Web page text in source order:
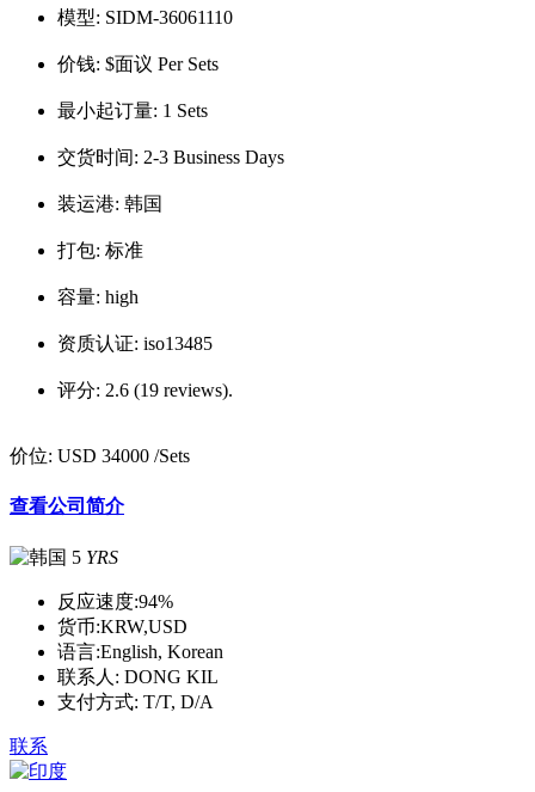
模型: SIDM-36061110
价钱: $面议 Per Sets
最小起订量: 1 Sets
交货时间: 2-3 Business Days
装运港: 韩国
打包: 标准
容量: high
资质认证: iso13485
评分: 2.6 (19 reviews).
价位: USD 34000 /Sets
查看公司简介
5 YRS
反应速度:94%
货币:KRW,USD
语言:English, Korean
联系人: DONG KIL
支付方式: T/T, D/A
联系